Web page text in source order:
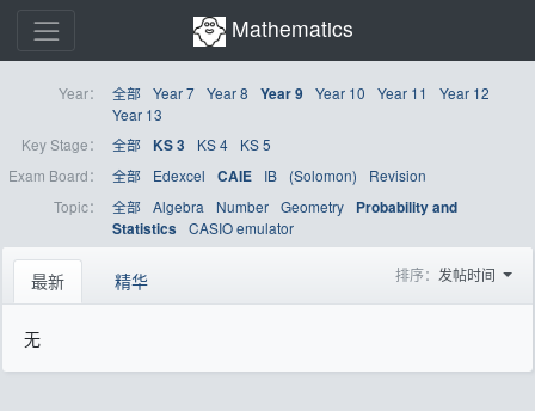
Mathematics
Year： 全部 Year 7 Year 8 Year 9 Year 10 Year 11
Year 12
Year 13
Key Stage：
全部 KS 3 KS 4
KS 5
Exam Board：
全部 Edexcel CAIE IB (Solomon)
Revision
Topic：
全部 Algebra Number Geometry
Probability and
Statistics
CASIO emulator
最新 精华 排序： 发帖时间
无